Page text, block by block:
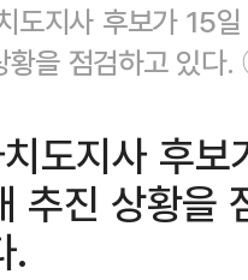
도지사 후보가 15
황을 점검하고 있
도지사 후
추진 상황을
.